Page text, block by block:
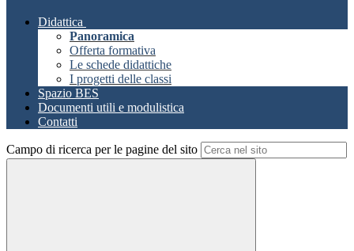
Didattica
Panoramica
Offerta formativa
Le schede didattiche
I progetti delle classi
Spazio BES
Documenti utili e modulistica
Contatti
Campo di ricerca per le pagine del sito